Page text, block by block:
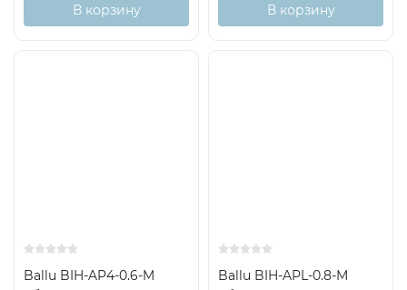
В корзину В корзину
Ballu BIH-AP4-0.6-M
Ballu BIH-APL-0.8-M